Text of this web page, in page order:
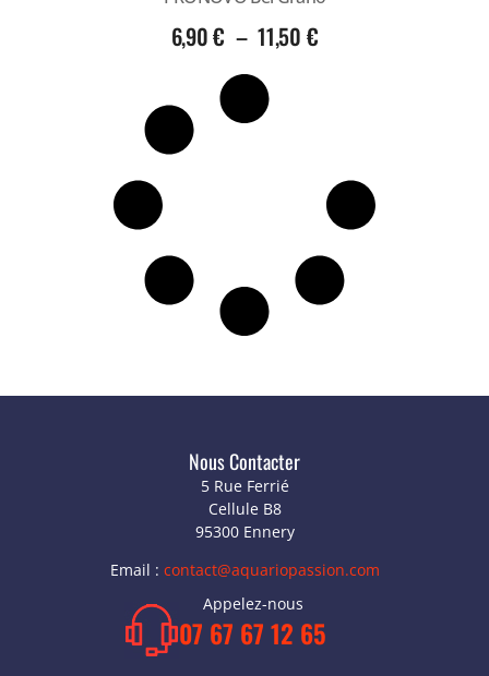
6,90€ – 11,50 €
Nous Contacter
5 Rue Ferrié
Cellule B8
95300 Ennery
Email : contact@aquariopassion.com
Appelez-nous
07 67 67 12 65